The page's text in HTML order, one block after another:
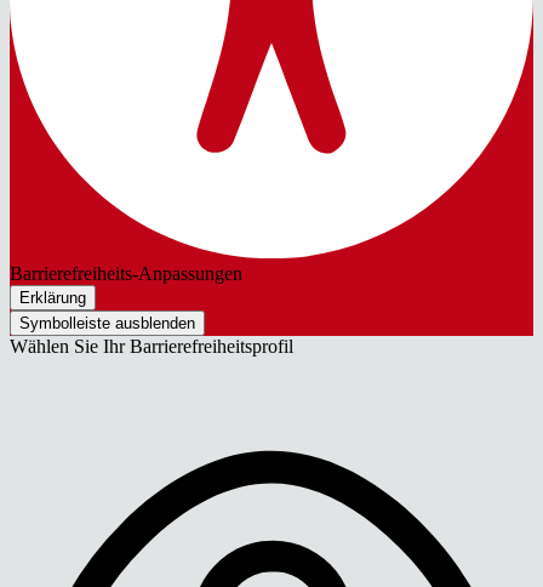
Barrierefreiheits-Anpassungen
Erklärung
Symbolleiste ausblenden
Wählen Sie Ihr Barrierefreiheitsprofil